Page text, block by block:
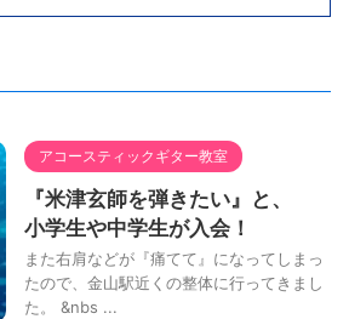
アコースティックギター教室
『米津玄師を弾きたい』と、
小学生や中学生が入会！
また右肩などが『痛てて』になってしまっ
たので、金山駅近くの整体に行ってきまし
た。 &nbs ...